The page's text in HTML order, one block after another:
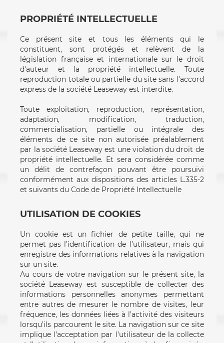
PROPRIÉTÉ INTELLECTUELLE
Ce présent site et tous les éléments qui le
constituent, sont protégés et relèvent de la
législation française et internationale sur le droit
d'auteur et la propriété intellectuelle. Toute
reproduction totale ou partielle du site sans l'accord
express de la société Leaseway est interdite.
Toute exploitation, reproduction, représentation,
adaptation, modification, traduction,
commercialisation, partielle ou intégrale des
éléments de ce site non autorisée préalablement
par la société Leaseway est une violation du droit de
propriété intellectuelle. Et sera considérée comme
un délit de contrefaçon pouvant être poursuivi
conformément aux dispositions des articles L.335-2
et suivants du Code de Propriété Intellectuelle
UTILISATION DE COOKIES
Un cookie est un fichier de petite taille, qui ne
permet pas l’identification de l’utilisateur, mais qui
enregistre des informations relatives à la navigation
sur un site.
Au cours de votre navigation sur le présent site, la
société Leaseway est susceptible de collecter des
informations personnelles anonymes permettant
entre autres de mesurer le nombre de visites, leur
fréquence, les données liées à l’activité des visiteurs
lorsqu’ils parcourent le site. La navigation sur ce site
implique l’acceptation par l’utilisateur de la collecte